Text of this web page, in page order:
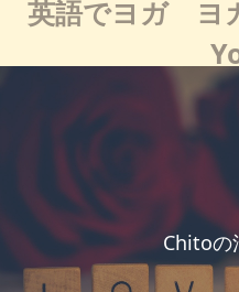
英語でヨガ ヨ
Chitoの